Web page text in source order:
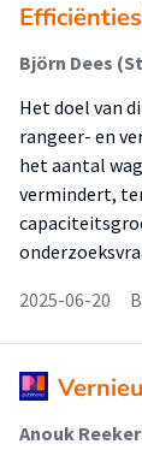
Het doel van
rangeer- en
het aantal
vermindert,
2025-06-20
Anouk